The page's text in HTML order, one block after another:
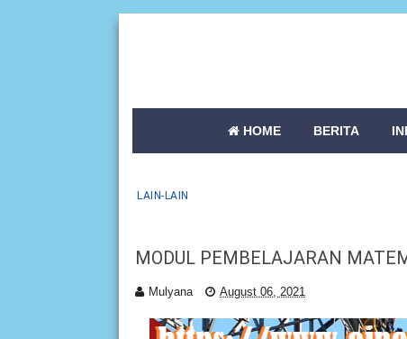
HOME BERITA
LAIN-LAIN
MODUL PEMBELAJARAN
Mulyana August 06, 2021